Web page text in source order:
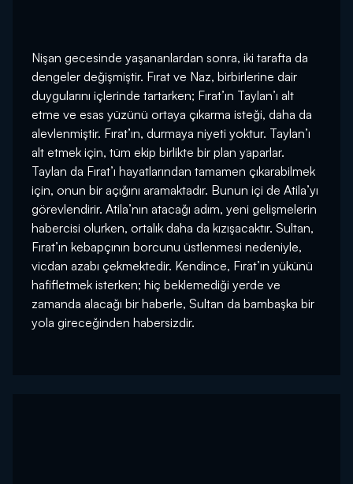
Nişan gecesinde yaşananlardan sonra, iki tarafta da
dengeler değişmiştir. Fırat ve Naz, birbirlerine dair
duygularını içlerinde tartarken; Fırat’ın Taylan’ı alt
etme ve esas yüzünü ortaya çıkarma isteği, daha da
alevlenmiştir. Fırat’ın, durmaya niyeti yoktur. Taylan’ı
alt etmek için, tüm ekip birlikte bir plan yaparlar.
Taylan da Fırat’ı hayatlarından tamamen çıkarabilmek
için, onun bir açığını aramaktadır. Bunun içi de Atila’yı
görevlendirir. Atila’nın atacağı adım, yeni gelişmelerin
habercisi olurken, ortalık daha da kızışacaktır. Sultan,
Fırat’ın kebapçının borcunu üstlenmesi nedeniyle,
vicdan azabı çekmektedir. Kendince, Fırat’ın yükünü
hafifletmek isterken; hiç beklemediği yerde ve
zamanda alacağı bir haberle, Sultan da bambaşka bir
yola gireceğinden habersizdir.